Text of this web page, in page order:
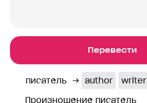
Перевести
писатель → author
writer
Произношение писатель